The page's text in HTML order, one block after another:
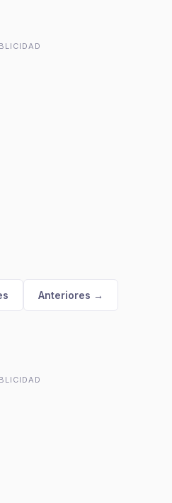
Anteriores →